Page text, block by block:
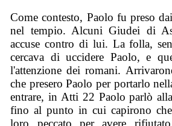
Come contesto, Paolo fu preso
nel tempio. Alcuni Giudei di
accuse contro di lui. La folla,
cercava di uccidere Paolo, e
l'attenzione dei romani.
che presero Paolo per portarlo
entrare, in Atti 22 Paolo parlò
fino al punto in cui capirono
loro peccato per avere